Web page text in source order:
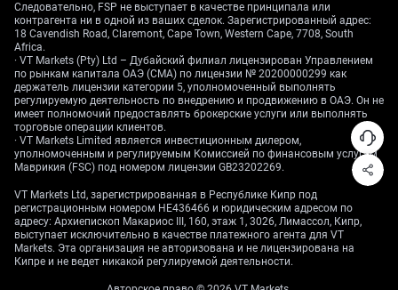
Следовательно, FSP не выступает в качестве принципала или
контрагента ни в одной из ваших сделок. Зарегистрированный адрес:
18 Cavendish Road, Claremont, Cape Town, Western Cape, 7708, South
Africa.
· VT Markets (Pty) Ltd – Дубайский филиал лицензирован Управлением
по рынкам капитала ОАЭ (CMA) по лицензии № 20200000299 как
держатель лицензии категории 5, уполномоченный выполнять
регулируемую деятельность по внедрению и продвижению в ОАЭ. Он не
имеет полномочий предоставлять брокерские услуги или выполнять
торговые операции клиентов.
· VT Markets Limited является инвестиционным дилером,
уполномоченным и регулируемым Комиссией по финансовым услугам
Маврикия (FSC) под номером лицензии GB23202269.
VT Markets Ltd, зарегистрированная в Республике Кипр под
регистрационным номером HE436466 и юридическим адресом по
адресу: Архиепископ Макариос III, 160, этаж 1, 3026, Лимассол, Кипр,
выступает исключительно в качестве платежного агента для VT
Markets. Эта организация не авторизована и не лицензирована на
Кипре и не ведет никакой регулируемой деятельности.